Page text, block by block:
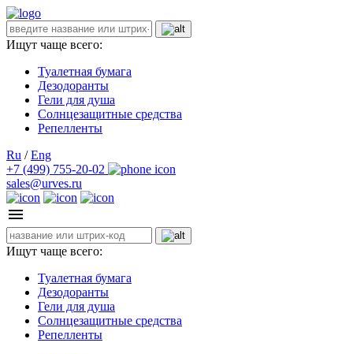
Ищут чаще всего:
Туалетная бумага
Дезодоранты
Гели для душа
Солнцезащитные средства
Репелленты
Ru / Eng
+7 (499) 755-20-02
sales@urves.ru
Ищут чаще всего:
Туалетная бумага
Дезодоранты
Гели для душа
Солнцезащитные средства
Репелленты